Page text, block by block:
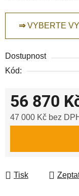
⇒VYBERTE
Dostupnost
Kód:
56 870
47 000 Kč bez
Tisk